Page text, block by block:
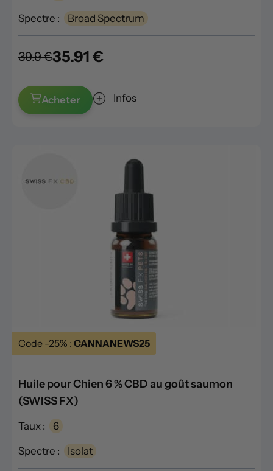
Spectre : Broad Spectrum
39.9 €35.91 €
Acheter Infos
Code -25% : CANNANEWS25
Huile pour Chien 6 % CBD au goût saumon
(SWISS FX)
Taux : 6
Spectre : Isolat